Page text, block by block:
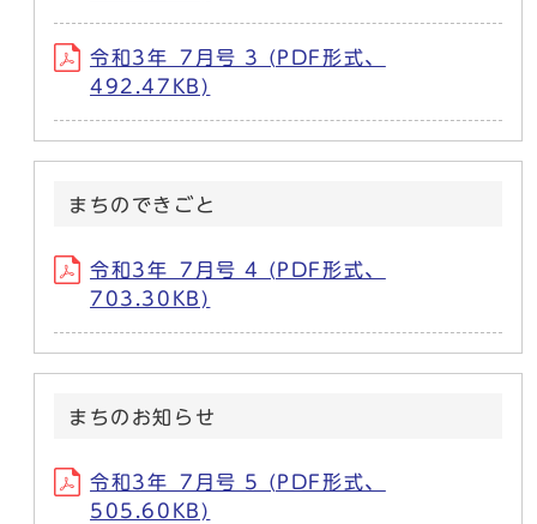
令和3年_7月号 3 (PDF形式、
492.47KB)
まちのできごと
令和3年_7月号 4 (PDF形式、
703.30KB)
まちのお知らせ
令和3年_7月号 5 (PDF形式、
505.60KB)